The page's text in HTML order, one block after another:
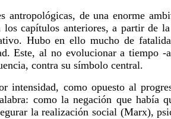
de una enorme
capítulos anteriores, a partir de
Hubo en ello mucho de
Este, al no evolucionar a tiempo
contra su símbolo central.
como opuesto al
como la negación que había
la realización social (Marx),